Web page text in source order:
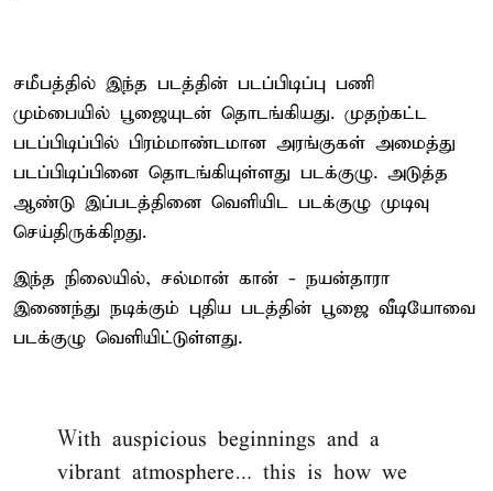
சமீபத்தில் இந்த படத்தின் படப்பிடிப்பு பணி
மும்பையில் பூஜையுடன் தொடங்கியது. முதற்கட்ட
படப்பிடிப்பில் பிரம்மாண்டமான அரங்குகள் அமைத்து
படப்பிடிப்பினை தொடங்கியுள்ளது படக்குழு. அடுத்த
ஆண்டு இப்படத்தினை வெளியிட படக்குழு முடிவு
செய்திருக்கிறது.
இந்த நிலையில், சல்மான் கான் - நயன்தாரா
இணைந்து நடிக்கும் புதிய படத்தின் பூஜை வீடியோவை
படக்குழு வெளியிட்டுள்ளது.
With auspicious beginnings and a
vibrant atmosphere… this is how we